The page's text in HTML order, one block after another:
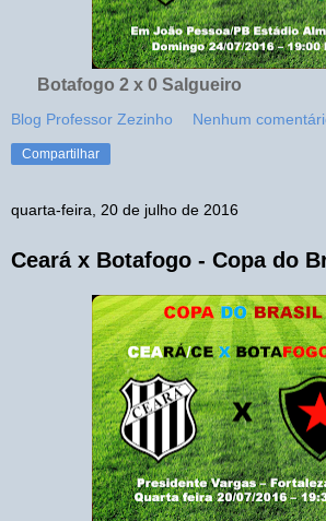
Botafogo 2 x 0 Salgueiro
Blog Professor Zezinho Nenhum
Compartilhar
quarta-feira, 20 de julho de 2016
Ceará x Botafogo - Copa do